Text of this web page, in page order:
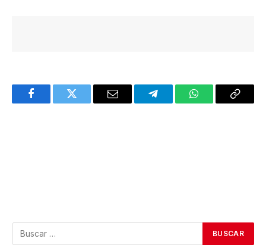
FacebookTwitter Email TelegramWhatsAppCopy